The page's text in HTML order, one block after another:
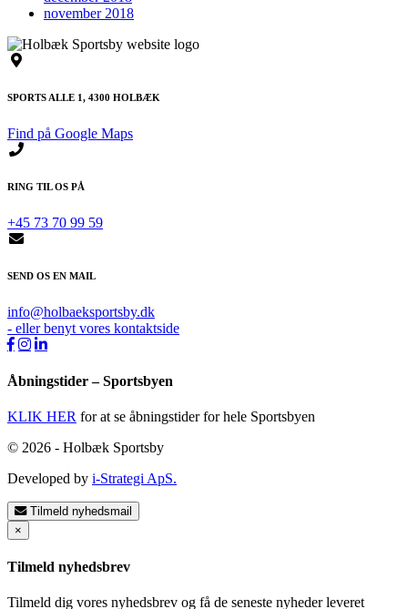
november 2018
SPORTS ALLE 1, 4300 HOLBÆK
Find på Google Maps
RING TIL OS PÅ
+45 73 70 99 59
SEND OS EN MAIL
info@holbaeksportsby.dk
- eller benyt vores kontaktside
Åbningstider – Sportsbyen
KLIK HER for at se åbningstider for hele Sportsbyen
© 2026 - Holbæk Sportsby
Developed by i-Strategi ApS.
Tilmeld nyhedsmail
×
Tilmeld nyhedsbrev
Tilmeld dig vores nyhedsbrev og få de seneste nyheder leveret